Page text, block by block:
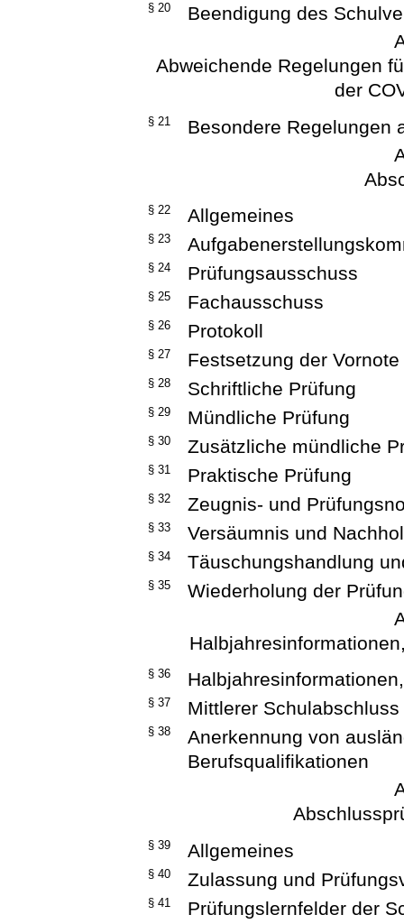
§ 20
Beendigung des
Abweichende Regelungen
der
§ 21
Besondere Regelungen
§ 22 Allgemeines
§ 23
§ 24 Prüfungsausschuss
§ 25 Fachausschuss
§ 26 Protokoll
§ 27 Festsetzung der
§ 28 Schriftliche Prüfung
§ 29 Mündliche Prüfung
§ 30 Zusätzliche mündliche
§ 31 Praktische Prüfung
§ 32 Zeugnis- und
§ 33 Versäumnis und
§ 34 Täuschungshandlung
§ 35
Wiederholung der
§ 36
§ 37 Mittlerer Schulabschluss
§ 38
Anerkennung von
Berufsqualifikationen
§ 39 Allgemeines
§ 40 Zulassung und
§ 41 Prüfungslernfelder der